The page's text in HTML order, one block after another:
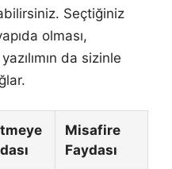
Seçtiğiniz
olması,
da sizinle
Misafire
Faydası